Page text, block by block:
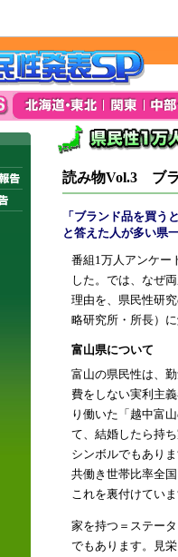
読み物Vol.3 ブ
「ブランド品を買う
と答えた人が多い県
番組1万人アンケー
した。では、なぜ
理由を、県民性研
略研究所・所長）
富山県について
富山の県民性は、
費をしない実利主
り働いた「越中富
て、結婚したら持
シンボルでもあり
共働き世帯比率全
これを裏付けてい
家を持つ＝ステー
でもあります。見